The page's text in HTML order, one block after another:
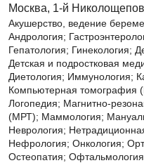
Москва, 1-й
Акушерство, ведение
Андрология;
Гепатология; Гинекология;
Детская и подростковая
Диетология; Иммунология;
Компьютерная томография
Логопедия; Магнитно-
(МРТ); Маммология;
Неврология;
Нефрология; Онкология;
Остеопатия;